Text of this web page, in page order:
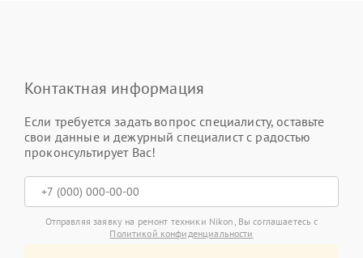
Контактная информация
Если требуется задать вопрос специалисту, оставьте
свои данные и дежурный специалист с радостью
проконсультирует Вас!
Отправляя заявку на ремонт техники Nikon, Вы соглашаетесь с
Политикой конфиденциальности